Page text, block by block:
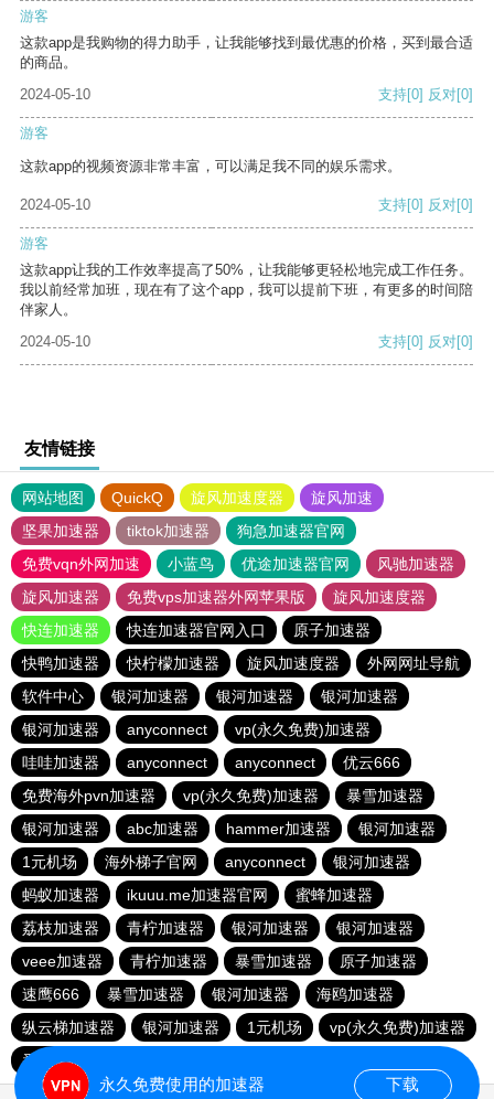
游客
这款app是我购物的得力助手，让我能够找到最优惠的价格，买到最合适
的商品。
2024-05-10
支持[0] 反对[0]
游客
这款app的视频资源非常丰富，可以满足我不同的娱乐需求。
2024-05-10 支持[0] 反对[0]
游客
这款app让我的工作效率提高了50%，让我能够更轻松地完成工作任务。
我以前经常加班，现在有了这个app，我可以提前下班，有更多的时间陪
伴家人。
2024-05-10
支持[0] 反对[0]
友情链接
网站地图 QuickQ 旋风加速度器
旋风加速
坚果加速器
tiktok加速器
狗急加速器官网
免费vqn外网加速
小蓝鸟 优途加速器官网
风驰加速器
旋风加速器
免费vps加速器外网苹果版
旋风加速度器
快连加速器
快连加速器官网入口
原子加速器
快鸭加速器
快柠檬加速器 旋风加速度器
外网网址导航
软件中心
银河加速器 银河加速器
银河加速器
银河加速器
anyconnect
vp(永久免费)加速器
哇哇加速器
anyconnect anyconnect
优云666
免费海外pvn加速器
vp(永久免费)加速器
暴雪加速器
银河加速器
abc加速器 hammer加速器
银河加速器
1元机场
海外梯子官网 anyconnect
银河加速器
蚂蚁加速器
ikuuu.me加速器官网
蜜蜂加速器
荔枝加速器
青柠加速器 银河加速器
银河加速器
veee加速器
青柠加速器 暴雪加速器
原子加速器
速鹰666
暴雪加速器 银河加速器
海鸥加速器
纵云梯加速器
银河加速器 1元机场
vp(永久免费)加速器
番石榴加速器
永久免费使用的加速器 下载